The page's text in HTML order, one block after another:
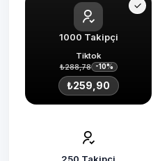
1000 Takipçi
Tiktok
₺288,78
-10%
₺259,90
250 Takipçi